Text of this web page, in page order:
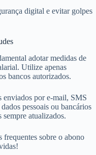
digital e evitar golpes
adotar medidas de
Utilize apenas
bancos autorizados.
enviados por e-mail, SMS
pessoais ou bancários
sempre atualizados.
frequentes sobre o abono